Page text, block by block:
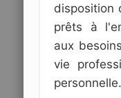
disposition
prêts à
aux
vie
personnelle.